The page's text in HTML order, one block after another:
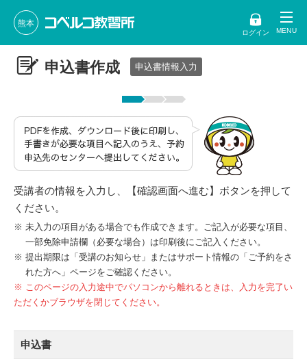
熊本
ログイン
申込書作成 申込書情報入力
受講者の情報を入力し、【確認画面へ進む】ボタンを押して
ください。
未入力の項目がある場合でも作成できます。ご記入が必要な項目、
一部免除申請欄（必要な場合）は印刷後にご記入ください。
提出期限は「受講のお知らせ」またはサポート情報の「ご予約をさ
れた方へ」ページをご確認ください。
※ このページの入力途中でパソコンから離れるときは、入力を完了い
ただくかブラウザを閉じてください。
申込書